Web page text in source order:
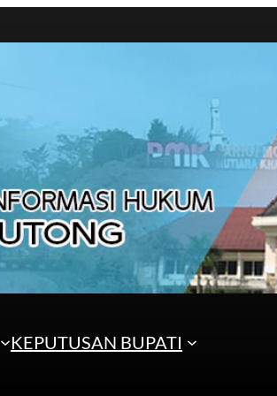
KEPUTUSAN BUPATI